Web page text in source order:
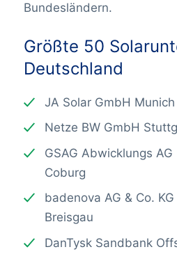
Bundesländern.
Größte 50
Deutschland
JA Solar GmbH Munich
Netze BW GmbH
GSAG Abwicklungs
Coburg
badenova AG & Co.
Breisgau
DanTysk Sandbank